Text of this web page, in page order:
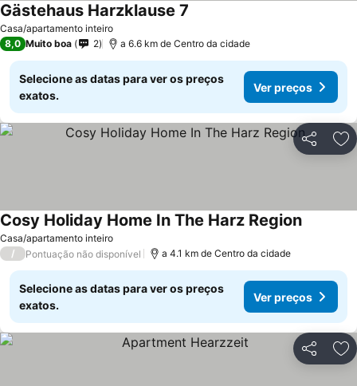
Casa/apartamento inteiro
Gästehaus Harzklause 7
8,0 Muito boa 2 a 6.6 km de Centro da cidade
Selecione as datas para ver os preços
exatos.
Ver preços
Partilhar
Casa/apartamento inteiro
Cosy Holiday Home In The Harz Region
/ Pontuação não disponível a 4.1 km de Centro da cidade
Selecione as datas para ver os preços
exatos.
Ver preços
Partilhar